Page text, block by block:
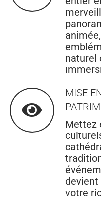
naturel
MISE
Mettez
devient
votre